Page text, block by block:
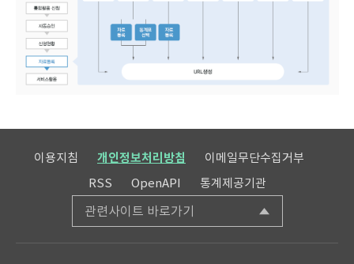
이용지침 개인정보처리방침
이메일무단수집거부
RSS
OpenAPI 통계제공기관
관련사이트 바로가기